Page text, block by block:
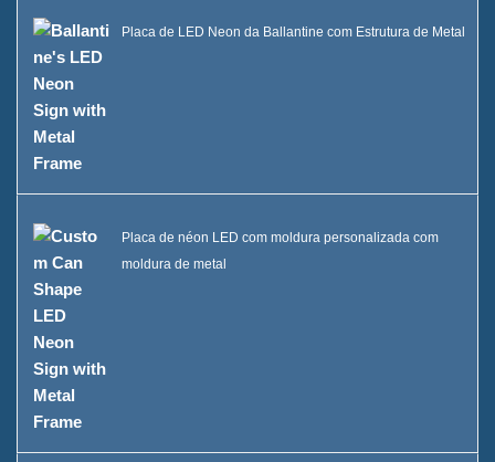
Placa de LED Neon da Ballantine com Estrutura de Metal
Placa de néon LED com moldura personalizada com
moldura de metal